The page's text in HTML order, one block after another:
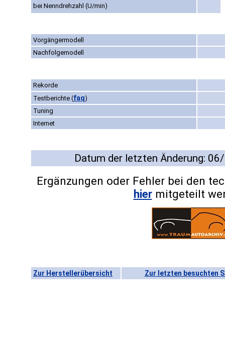
bei Nenndrehzahl (U/min)
Vorgängermodell
Nachfolgemodell
Rekorde
Testberichte (faq)
Tuning
Internet
Datum der letzten Änderung:
Ergänzungen oder Fehler bei den
hiermitgeteilt
Zur Herstellerübersicht Zur letzten besuchten